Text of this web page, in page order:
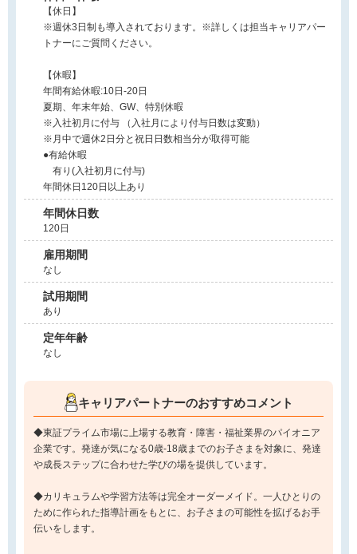
【休日】
※週休3日制も導入されております。※詳しくは担当キャリアパー
トナーにご質問ください。
【休暇】
年間有給休暇:10日-20日
夏期、年末年始、GW、特別休暇
※入社初月に付与 （入社月により付与日数は変動）
※月中で週休2日分と祝日日数相当分が取得可能
●有給休暇
有り(入社初月に付与)
年間休日120日以上あり
年間休日数
120日
雇用期間
なし
試用期間
あり
定年年齢
なし
キャリアパートナーのおすすめコメント
◆東証プライム市場に上場する教育・障害・福祉業界のパイオニア
企業です。発達が気になる0歳-18歳までのお子さまを対象に、発達
や成長ステップに合わせた学びの場を提供しています。
◆カリキュラムや学習方法等は完全オーダーメイド。一人ひとりの
ために作られた指導計画をもとに、お子さまの可能性を拡げるお手
伝いをします。